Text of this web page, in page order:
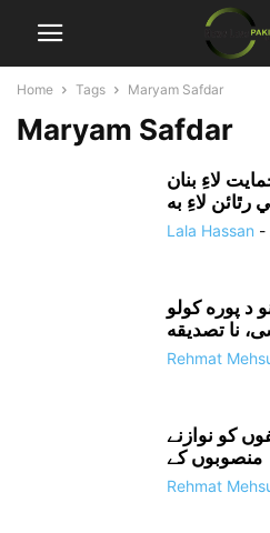
Home Tags Maryam Safdar
Maryam Safdar
لاءِ بنان
Lala Hassan -
د پوره کولو
Rehmat
کو نوازنے
Rehmat